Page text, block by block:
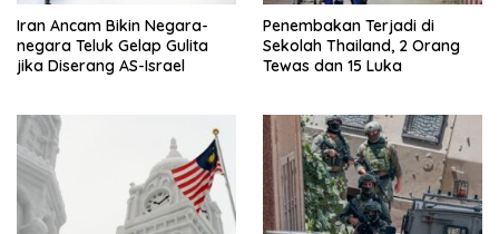
Iran Ancam Bikin Negara-
negara Teluk Gelap Gulita
jika Diserang AS-Israel
Penembakan Terjadi di
Sekolah Thailand, 2 Orang
Tewas dan 15 Luka